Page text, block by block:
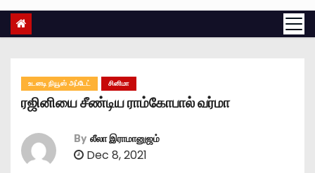
உடனடி நியூஸ் அப்டேட் சினிமா
ரஜினியை சீண்டிய ராம்கோபால் வர்மா
By லீலா இராமானுஜம்
Dec 8, 2021